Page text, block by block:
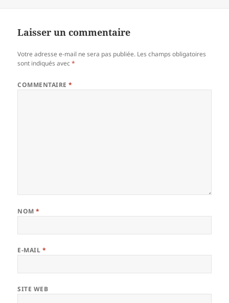
Laisser un commentaire
Votre adresse e-mail ne sera pas publiée. Les champs obligatoires
sont indiqués avec*
COMMENTAIRE*
NOM*
E-MAIL *
SITE WEB